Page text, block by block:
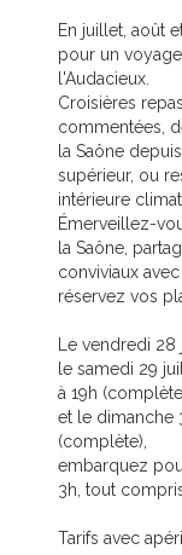
En juillet, août
pour un
l'Audacieux.
Croisières
commentées,
la Saône
supérieur, ou
intérieure
Émerveillez-
la Saône,
conviviaux
réservez vos
Le vendredi 28
le samedi 29
à 19h
et le dimanche
(complète),
embarquez
3h, tout
Tarifs avec